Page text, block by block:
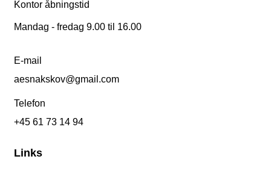
Kontor åbningstid
Mandag - fredag 9.00 til 16.00
E-mail
aesnakskov@gmail.com
Telefon
+45 61 73 14 94
Links